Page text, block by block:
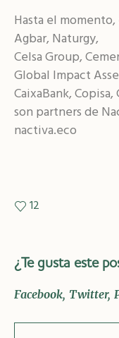
Hasta el
Agbar, Naturgy,
Celsa Group,
Global Impact
CaixaBank,
son partners de
nactiva.eco
12
¿Te gusta este
Facebook Twitter